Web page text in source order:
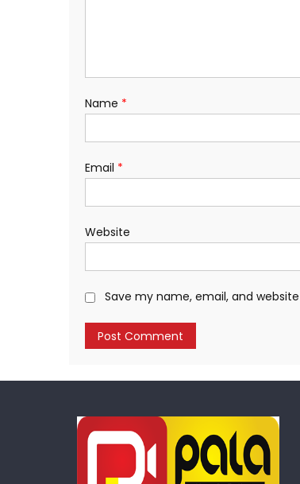
Name *
Email *
Website
Save my name, email, and